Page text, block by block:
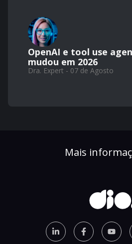
OpenAI e tool use
mudou em 2026
Dra. Expert - 07 de Agosto
Mais